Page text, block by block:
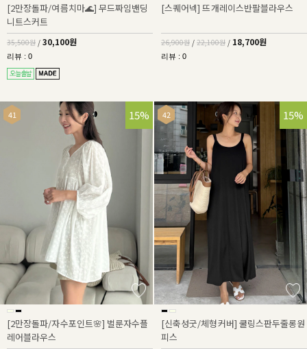
[2만장돌파/여름치마🌊] 무드짜임밴딩
니트스커트
35,500원 / 30,100원
리뷰 : 0
[스퀘어넥] 뜨개레이스반팔블라우스
26,900원 / 22,100원 / 18,700원
리뷰 : 0
15%
[2만장돌파/자수포인트🌸] 벌룬자수플
레어블라우스
15%
[신축성굿/체형커버] 쿨링스판두줄롱원
피스